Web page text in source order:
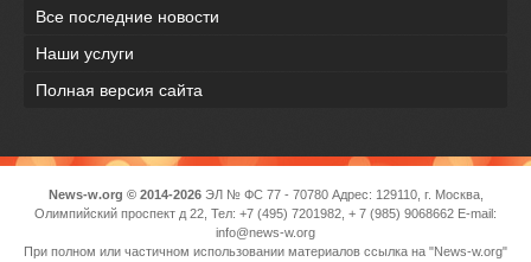
Все последние новости
Наши услуги
Полная версия сайта
News-w.org © 2014-2026ЭЛ № ФС 77 - 70780 Адрес: 129110, г. Москва,
Олимпийский проспект д 22, Тел: +7 (495) 7201982, + 7 (985) 9068662 E-mail:
info@news-w.org
При полном или частичном использовании материалов ссылка на "News-w.org"